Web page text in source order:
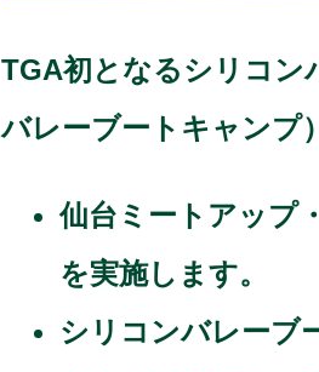
TGA初となるシリコン
バレーブートキャンプ
仙台ミートアップ
を実施します。
シリコンバレーブ